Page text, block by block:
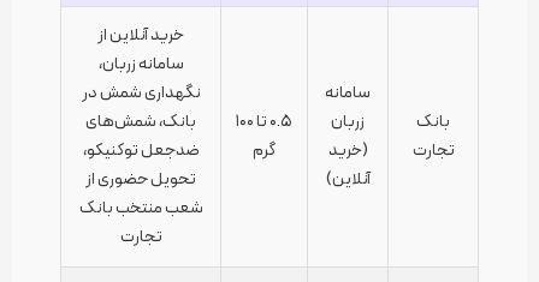
بانک
تجارت
سامانه
زربان
(خرید
آنلاین)
۰.۵ تا ۱۰۰
گرم
خرید آنلاین از
سامانه زربان،
نگهداری شمش در
بانک، شمش‌های
ضدجعل توکنیکو،
تحویل حضوری از
شعب منتخب بانک
تجارت